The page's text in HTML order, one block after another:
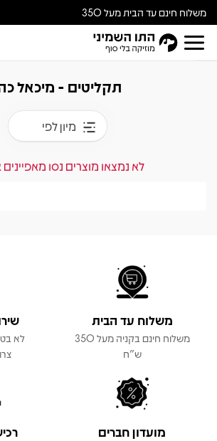
משלוח חינם עד הבית מעל 350
ש״ח
תקליטים - מיכאל
מיון לפי
לא נמצאו מוצרים נסו
משלוח עד הבית
משלוח חינם בקניה מעל 350
ש"ח
לא
מועדון חברים